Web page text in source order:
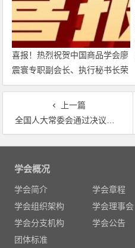
喜报！热烈祝贺中国商品学会廖
震寰专职副会长、执行秘书长荣
获农工党中央表彰
上一篇
全国人大常委会通过决议推动打好污染防治攻坚战
文
学会概况
学会简介 学会章程
学会组织架构
学会理事会
学会分支机构
学会公告
团体标准